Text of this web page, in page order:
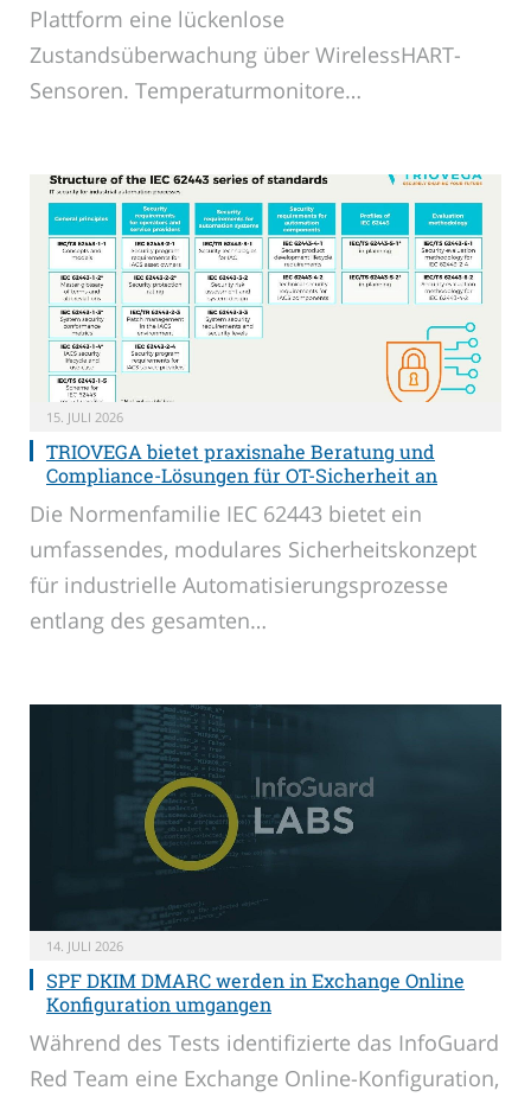
Plattform eine lückenlose
Zustandsüberwachung über WirelessHART-
Sensoren. Temperaturmonitore…
15. JULI 2026
TRIOVEGA bietet praxisnahe Beratung und
Compliance-Lösungen für OT-Sicherheit an
Die Normenfamilie IEC 62443 bietet ein
umfassendes, modulares Sicherheitskonzept
für industrielle Automatisierungsprozesse
entlang des gesamten…
14. JULI 2026
SPF DKIM DMARC werden in Exchange Online
Konfiguration umgangen
Während des Tests identifizierte das InfoGuard
Red Team eine Exchange Online-Konfiguration,